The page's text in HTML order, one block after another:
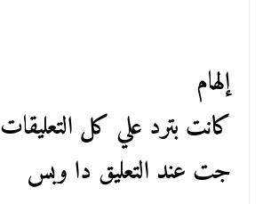
إلهام
كانت بترد علي كل التعليقات
جت عند التعليق دا وبس